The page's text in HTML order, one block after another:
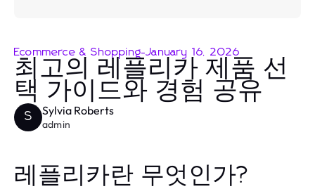
Ecommerce & Shopping-January 16, 2026
최고의 레플리카 제품 선
택 가이드와 경험 공유
S Sylvia Roberts
admin
레플리카란 무엇인가?